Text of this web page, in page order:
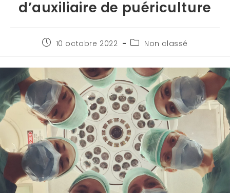
d’auxiliaire de puériculture
10 octobre 2022 Non classé